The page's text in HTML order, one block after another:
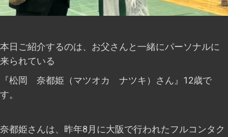
本日ご紹介するのは、お父さんと一緒にパーソナルに
来られている
『松岡 奈都姫（マツオカ ナツキ）さん』12歳で
す。
奈都姫さんは、昨年8月に大阪で行われたフルコンタク